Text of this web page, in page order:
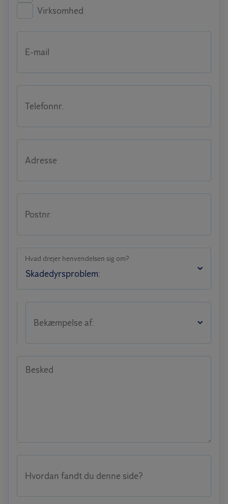
Virksomhed
E-mail
Telefonnr.
Adresse
Postnr.
Hvad drejer henvendelsen sig om?
Bekæmpelse af:
Besked
Hvordan fandt du denne side?